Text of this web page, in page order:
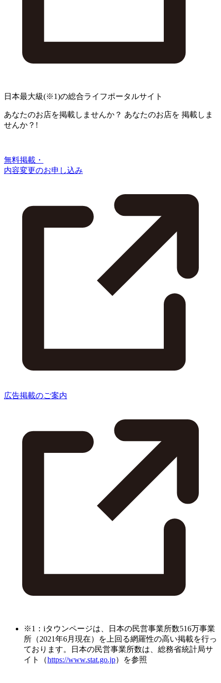
日本最大級(※1)の総合ライフポータルサイト
あなたのお店を掲載しませんか？ あなたのお店を 掲載しま
せんか？!
無料掲載・
内容変更のお申し込み
広告掲載のご案内
※1：iタウンページは、日本の民営事業所数516万事業
所（2021年6月現在）を上回る網羅性の高い掲載を行っ
ております。日本の民営事業所数は、総務省統計局サ
イト（https://www.stat.go.jp）を参照